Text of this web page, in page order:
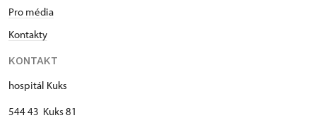
Pro média
Kontakty
KONTAKT
hospitál Kuks
544 43 Kuks 81